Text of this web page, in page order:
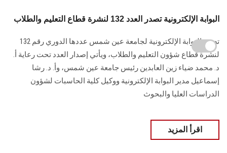
البوابة الإلكترونية تصدر العدد 132 لنشرة قطاع التعليم والطلاب
تصدر البوابة الإلكترونية لجامعة عين شمس عددها الدوري رقم 132
لنشرة قطاع شؤون التعليم ‏والطلاب‎، ويأتي إصدار العدد تحت رعاية أ.
د. محمد ضياء زين العابدين رئيس جامعة عين شمس، وأ. د. ‏رشا
إسماعيل مدير البوابة الإلكترونية ووكيل كلية الحاسبات لشؤون
‏الدراسات العليا والبحوث
اقرأ المزيد